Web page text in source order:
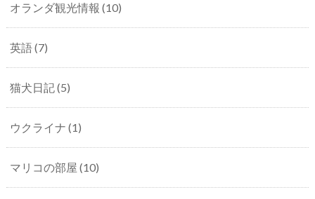
オランダ観光情報 (10)
英語(7)
猫犬日記(5)
ウクライナ (1)
マリコの部屋 (10)